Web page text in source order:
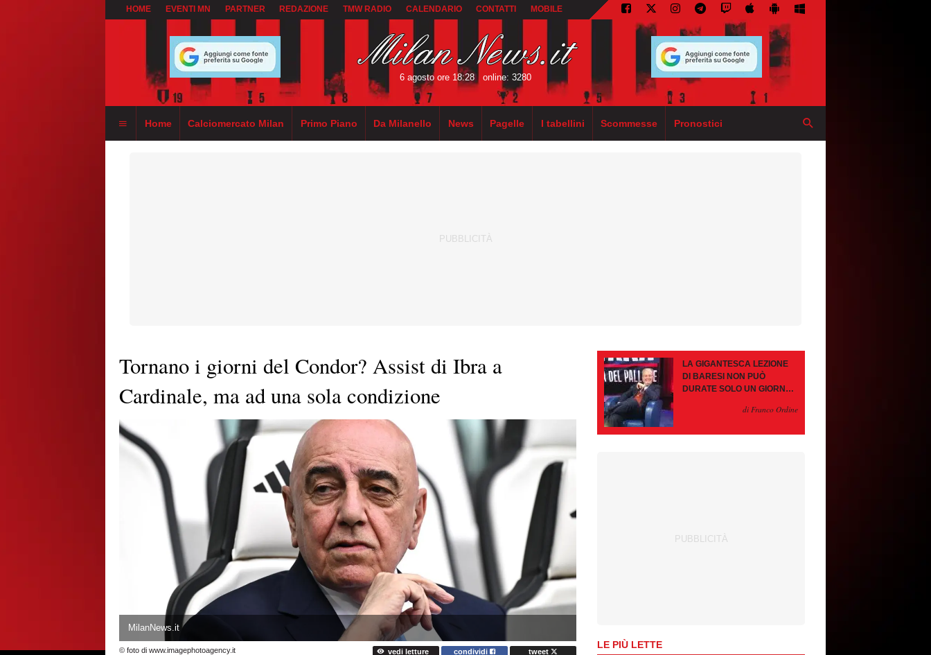
HOME EVENTI MN PARTNER REDAZIONE TMW RADIO CALENDARIO CONTATTI MOBILE
6 agosto ore 18:28 online: 3280
Home Calciomercato Milan Primo Piano Da Milanello News Pagelle I tabellini Scommesse Pronostici
Tornano i giorni del Condor? Assist di Ibra a
Cardinale, ma ad una sola condizione
MilanNews.it
© foto di www.imagephotoagency.it vedi letture condividi tweet
LA GIGANTESCA LEZIONE
DI BARESI NON PUÒ
DURATE SOLO UN GIORNO.
CONTROMOSSEdi Franco Ordine
LE PIÙ LETTE